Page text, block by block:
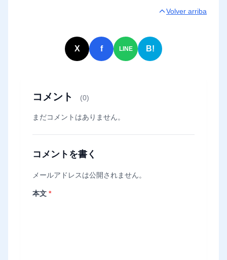
Volver arriba
X f LINE B!
コメント (0)
まだコメントはありません。
コメントを書く
メールアドレスは公開されません。
本文 *